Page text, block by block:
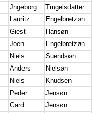
Jngeborg
Trugelsdatter
Lauritz
Engelbretzøn
Giest
Hansøn
Joen
Engelbretzøn
Niels
Suendsøn
Anders
Nielsøn
Niels
Knudsen
Peder
Jensøn
Gard
Jensøn